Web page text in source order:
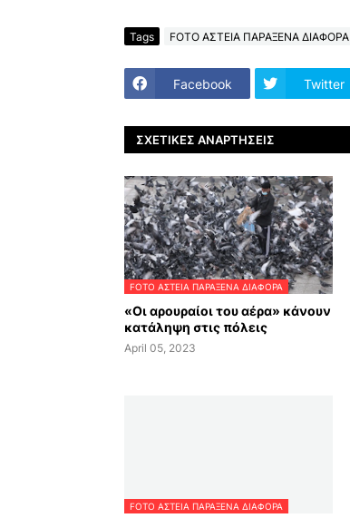
Tags FOTO ΑΣΤΕΙΑ ΠΑΡΑΞΕΝΑ ΔΙΑΦΟΡΑ
Facebook Twitter
ΣΧΕΤΙΚΈΣ ΑΝΑΡΤΉΣΕΙΣ
FOTO ΑΣΤΕΙΑ ΠΑΡΑΞΕΝΑ ΔΙΑΦΟΡΑ
«Οι αρουραίοι του αέρα» κάνουν
κατάληψη στις πόλεις
April 05, 2023
FOTO ΑΣΤΕΙΑ ΠΑΡΑΞΕΝΑ ΔΙΑΦΟΡΑ